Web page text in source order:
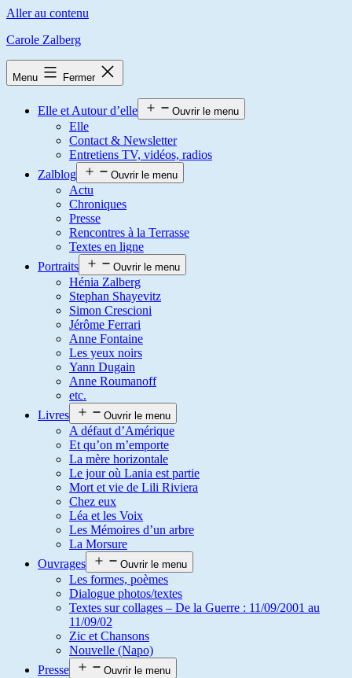
Aller au contenu
Carole Zalberg
Menu Fermer
Elle et Autour d’elle Ouvrir le menu
Elle
Contact & Newsletter
Entretiens TV, vidéos, radios
Zalblog
Ouvrir le menu
Actu
Chroniques
Presse
Rencontres à la Terrasse
Textes en ligne
Portraits
Ouvrir le menu
Hénia Zalberg
Stephan Shayevitz
Simon Crescioni
Jérôme Ferrari
Anne Fontaine
Les yeux noirs
Yann Dugain
Anne Roumanoff
etc.
Livres
Ouvrir le menu
A défaut d’Amérique
Et qu’on m’emporte
La mère horizontale
Le jour où Lania est partie
Mort et vie de Lili Riviera
Chez eux
Léa et les Voix
Les Mémoires d’un arbre
La Morsure
Ouvrages
Ouvrir le menu
Les formes, poèmes
Dialogue photos/textes
Textes sur collages – De la Guerre : 11/09/2001 au
11/09/02
Zic et Chansons
Nouvelle (Napo)
Presse
Ouvrir le menu